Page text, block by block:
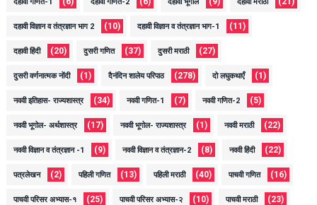
दहावी विज्ञान व तंत्रज्ञान भाग 2 (10) दहावी विज्ञान व तंत्रज्ञान भाग-1 (11)
दहावी हिंदी (20) दुसरी गणित (37) दुसरी मराठी (27)
दुसरी वर्णनात्मक नोंदी (1) दैनंदिन शालेय परिपाठ (278) दो लघुकथाएँ (1)
नववी इतिहास- राज्यशास्त्र (34) नववी गणित-1 (7) नववी गणित-2 (5)
नववी भूगोल- अर्थशास्त्र (17) नववी भूगोल- राज्यशास्त्र (1) नववी मराठी (22)
नववी विज्ञान व तंत्रज्ञान -1 (9) नववी विज्ञान व तंत्रज्ञान-2 (8) नववी हिंदी (22)
पत्रलेखन (2) पहिली गणित (13) पहिली मराठी (40) पाचवी गणित (16)
पाचवी परिसर अभ्यास-१ (25) पाचवी परिसर अभ्यास-२ (10) पाचवी मराठी (23)